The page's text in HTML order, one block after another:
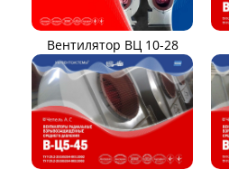
Вентилятор ВЦ 10-28